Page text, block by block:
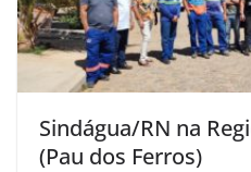
Sindágua/RN na
(Pau dos Ferros)